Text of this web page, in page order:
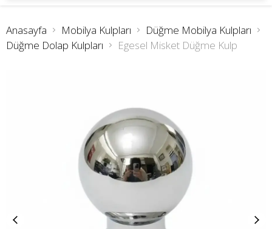
Anasayfa Mobilya Kulpları
Düğme Mobilya Kulpları
Düğme Dolap Kulpları
Egesel Misket Düğme Kulp